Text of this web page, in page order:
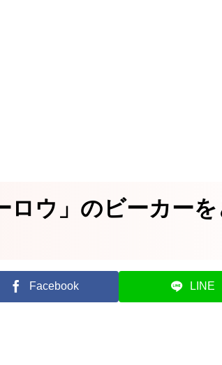
ロウ」のビーカー
Facebook LINE